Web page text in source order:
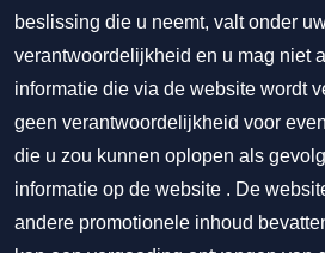
beslissing die u neemt, valt onder
verantwoordelijkheid en u mag niet
informatie die via de website wordt
geen verantwoordelijkheid voor
die u zou kunnen oplopen als
informatie op de website . De
andere promotionele inhoud